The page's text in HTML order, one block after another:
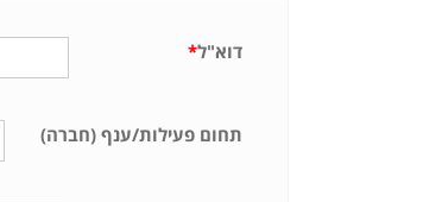
*דוא"ל
תחום פעילות/ענף (חברה)